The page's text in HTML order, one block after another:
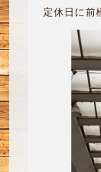
定休日に前